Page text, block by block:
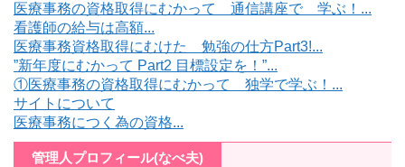
医療事務の資格取得にむかって 通信講座で 学ぶ！...
看護師の給与は高額...
医療事務資格取得にむけた 勉強の仕方Part3!...
”新年度にむかって Part2 目標設定を！”...
①医療事務の資格取得にむかって 独学で学ぶ！...
サイトについて
医療事務につく為の資格...
管理人プロフィール(なべ夫)